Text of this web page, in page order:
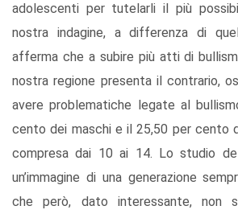
adolescenti per tutelarli il più
nostra indagine, a differenza di
afferma che a subire più atti di
nostra regione presenta il contrario,
avere problematiche legate al
cento dei maschi e il 25,50 per cento
compresa dai 10 ai 14. Lo studio
un’immagine di una generazione
che però, dato interessante, non